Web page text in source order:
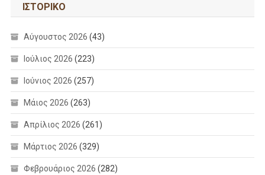
ΙΣΤΟΡΙΚΌ
Αύγουστος 2026 (43)
Ιούλιος 2026 (223)
Ιούνιος 2026 (257)
Μάιος 2026 (263)
Απρίλιος 2026 (261)
Μάρτιος 2026 (329)
Φεβρουάριος 2026 (282)